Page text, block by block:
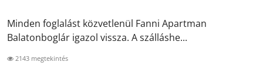
Minden foglalást közvetlenül Fanni Apartman
Balatonboglár igazol vissza. A szálláshe...
2143 megtekintés